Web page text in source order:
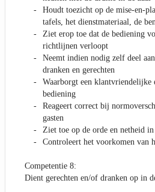
Houdt toezicht op de mise-en-
tafels, het dienstmateriaal, de
Ziet erop toe dat de bediening
richtlijnen verloopt
Neemt indien nodig zelf deel
dranken en gerechten
Waarborgt een klantvriendelijke
bediening
Reageert correct bij
gasten
Ziet toe op de orde en netheid in
Controleert het voorkomen van
Competentie 8:
Dient gerechten en/of dranken op in